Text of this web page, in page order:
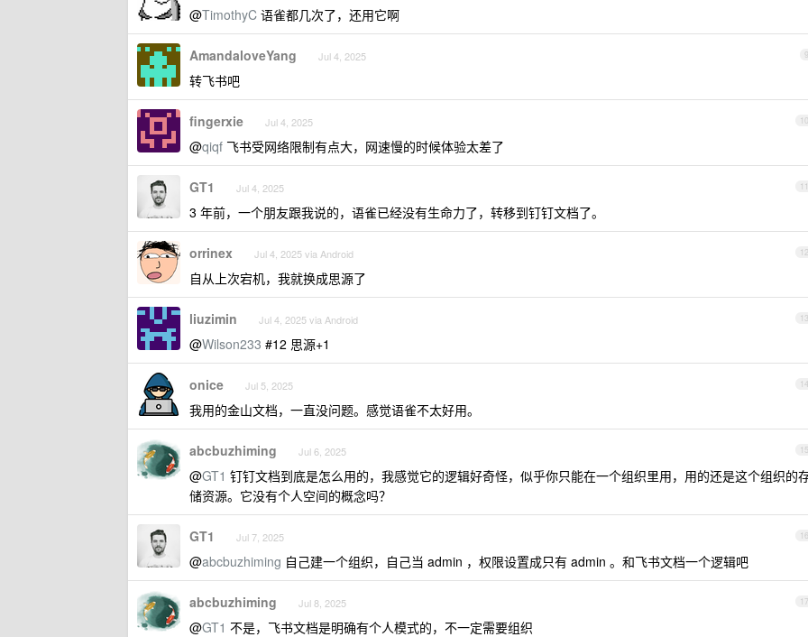
@TimothyC 语雀都几次了，还用它啊
9
AmandaloveYang Jul 4, 2025
转飞书吧
10
fingerxie Jul 4, 2025
@qiqf 飞书受网络限制有点大，网速慢的时候体验太差了
11
GT1 Jul 4, 2025
3 年前，一个朋友跟我说的，语雀已经没有生命力了，转移到钉钉文档了。
12
orrinex Jul 4, 2025 via Android
自从上次宕机，我就换成思源了
13
liuzimin Jul 4, 2025 via Android
@Wilson233 #12 思源+1
14
onice Jul 5, 2025
我用的金山文档，一直没问题。感觉语雀不太好用。
15
abcbuzhiming Jul 6, 2025
@GT1 钉钉文档到底是怎么用的，我感觉它的逻辑好奇怪，似乎你只能在一个组织里用，用的还是这个组织的
储资源。它没有个人空间的概念吗？
16
GT1 Jul 7, 2025
@abcbuzhiming 自己建一个组织，自己当 admin ，权限设置成只有 admin 。和飞书文档一个逻辑吧
17
abcbuzhiming Jul 8, 2025
@GT1 不是，飞书文档是明确有个人模式的，不一定需要组织